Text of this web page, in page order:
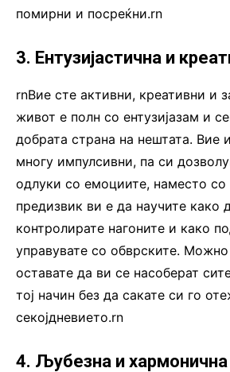
помирни и посреќни.rn
3. Ентузијастична и
rnВие сте активни, креативни и
живот е полн со ентузијазам и
добрата страна на нештата. Вие
многу импулсивни, па си
одлуки со емоциите, наместо со
предизвик ви е да научите како
контролирате нагоните и како
управувате со обврските. Можно
оставате да ви се насоберат
тој начин без да сакате си го
секојдневието.rn
4. Љубезна и хармонична